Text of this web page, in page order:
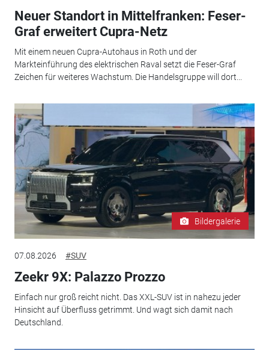
Neuer Standort in Mittelfranken: Feser-
Graf erweitert Cupra-Netz
Mit einem neuen Cupra-Autohaus in Roth und der
Markteinführung des elektrischen Raval setzt die Feser-Graf
Zeichen für weiteres Wachstum. Die Handelsgruppe will dort...
Bildergalerie
07.08.2026 #SUV
Zeekr 9X: Palazzo Prozzo
Einfach nur groß reicht nicht. Das XXL-SUV ist in nahezu jeder
Hinsicht auf Überfluss getrimmt. Und wagt sich damit nach
Deutschland.